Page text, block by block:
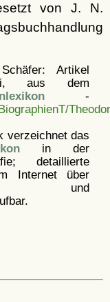
von J. N.
Artikel
aus dem
-
verzeichnet das
in der
detaillierte
Internet über